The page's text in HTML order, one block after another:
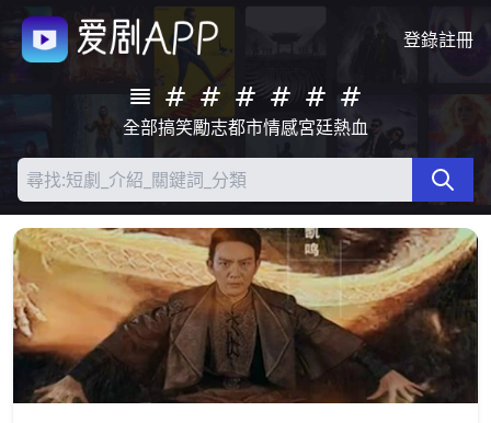
登錄註冊
全部搞笑勵志都市情感宮廷熱血